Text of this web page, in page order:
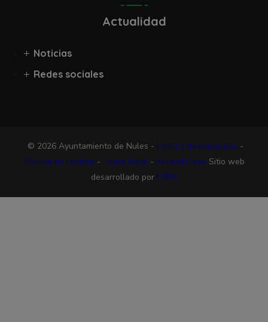
Actualidad
Noticias
Redes sociales
© 2026 Ayuntamiento de Nules - Política de privacidad -
Política de cookies - Aviso legal- Accesibilidad Sitio web
desarrollado por ESPA